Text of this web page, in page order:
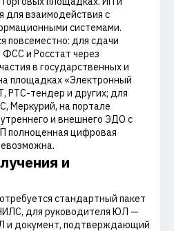
для взаимодействия с
системами.
повсеместно: для сдачи
и Росстат через
в государственных и
площадках «Электронный
РТС-тендер и других; для
Меркурий, на портале
и внешнего ЭДО с
полноценная цифровая
и
стандартный пакет
для руководителя ЮЛ —
и документ, подтверждающий